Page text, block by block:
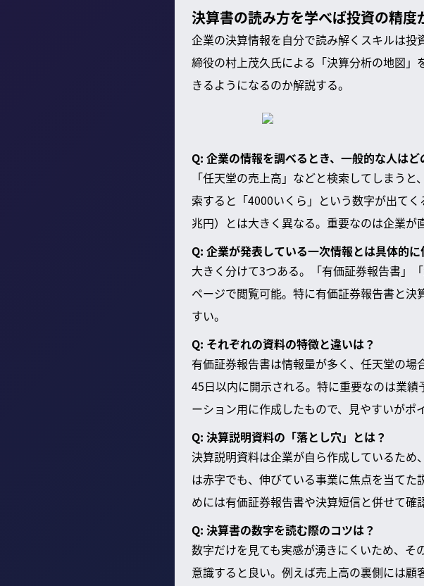
決算書の読み方を学べば投資の精度
企業の決算情報を自分で読み解くスキルは
締役の村上茂久氏による「決算分析の地図
きるようになるのか解説する。
Q: 企業の情報を調べるとき、一般的な人はど
「任天堂の売上高」などと検索してしまう
索すると「4000いくら」という数字が出て
兆円）とは大きく異なる。重要なのは企業が
Q: 企業が発表している一次情報とは具体的に
大きく分けて3つある。「有価証券報告書」
ページで閲覧可能。特に有価証券報告書と
すい。
Q: それぞれの資料の特徴と違いは？
有価証券報告書は情報量が多く、任天堂の
45日以内に開示される。特に重要なのは業
ーション用に作成したもので、見やすいがポ
Q: 決算説明資料の「落とし穴」とは？
決算説明資料は企業が自ら作成しているた
は赤字でも、伸びている事業に焦点を当て
めには有価証券報告書や決算短信と併せて確
Q: 決算書の数字を読む際のコツは？
数字だけを見ても実感が湧きにくいため、
意識すると良い。例えば売上高の裏側には